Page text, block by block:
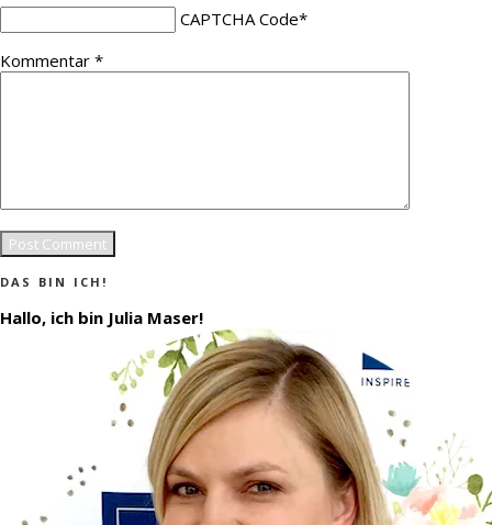
CAPTCHA Code*
Kommentar *
DAS BIN ICH!
Hallo, ich bin Julia Maser!